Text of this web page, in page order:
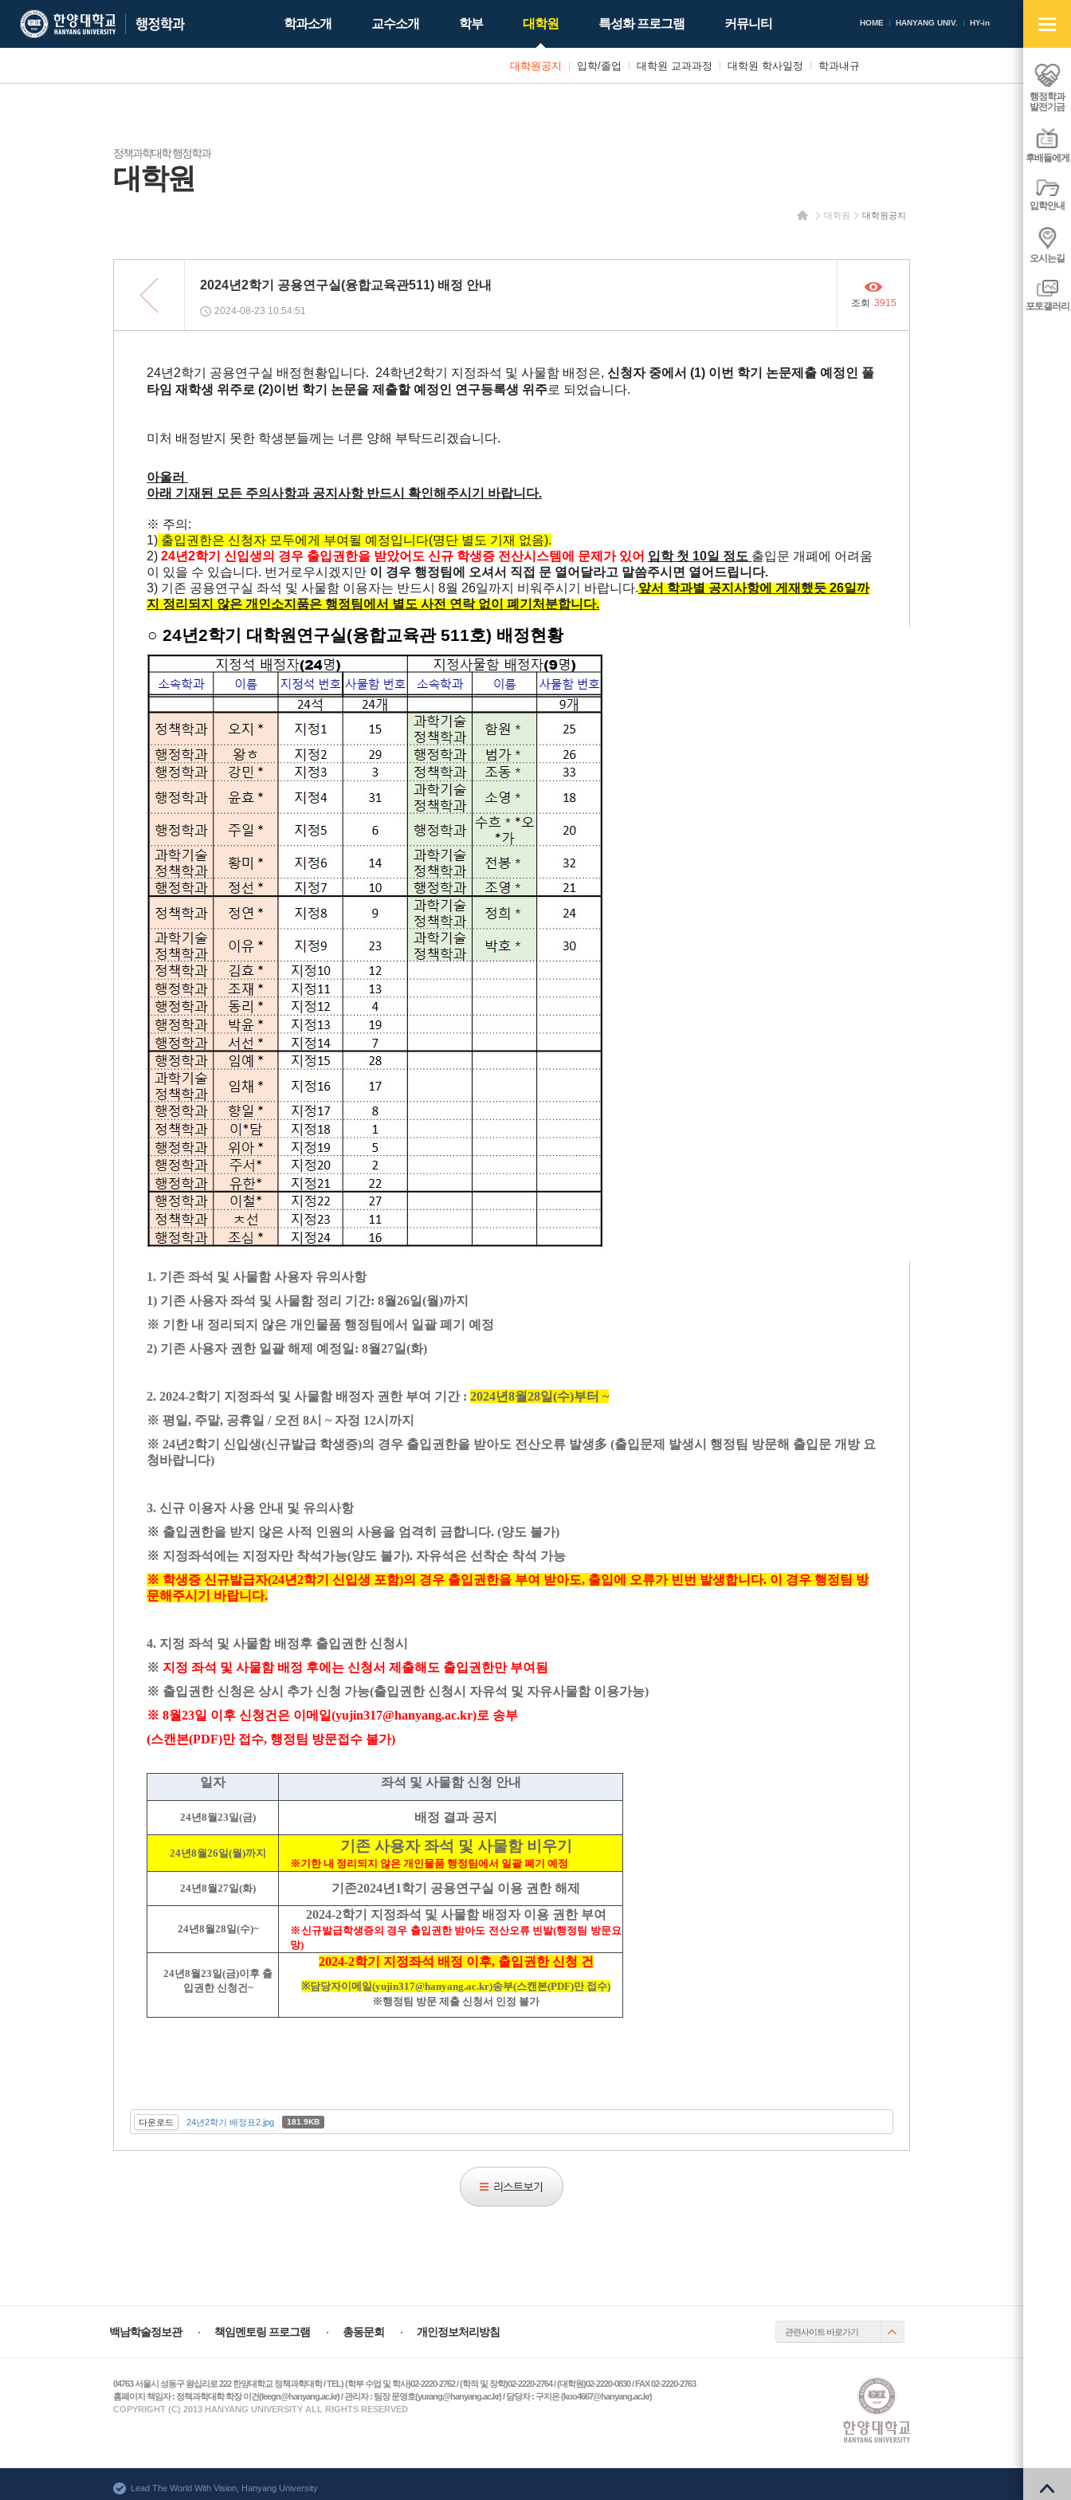
한
양
대
양
대
학
과
HOME HANYANG UNIV. HY-in
학과소개 교수소개 학부 대학원
대학원공지 입학/졸업 대학원 교과과정 대학원 학사일정 학과내규
특성화 프로그램 커뮤니티
홈 대학원 대학원공지
정책과학대학 행정학과
대학원
2024년2학기 공용연구실(융합교육관511) 배정 안내
조회 3915
2024-08-23 10:54:51
24년2학기 공용연구실 배정현황입니다. 24학년2학기 지정좌석 및 사물함 배정은, 신청자 중에서 (1) 이번 학기 논문제출 예정인 풀
타임 재학생 위주로 (2)이번 학기 논문을 제출할 예정인 연구등록생 위주로 되었습니다.
미처 배정받지 못한 학생분들께는 너른 양해 부탁드리겠습니다.
아울러
아래 기재된 모든 주의사항과 공지사항 반드시 확인해주시기 바랍니다.
※ 주의:
1) 출입권한은 신청자 모두에게 부여될 예정입니다(명단 별도 기재 없음).
2) 24년2학기 신입생의 경우 출입권한을 받았어도 신규 학생증 전산시스템에 문제가 있어 입학 첫 10일 정도 출입문 개폐에 어려움
이 있을 수 있습니다. 번거로우시겠지만 이 경우 행정팀에 오셔서 직접 문 열어달라고 말씀주시면 열어드립니다.
3) 기존 공용연구실 좌석 및 사물함 이용자는 반드시 8월 26일까지 비워주시기 바랍니다.앞서 학과별 공지사항에 게재했듯 26일까
지 정리되지 않은 개인소지품은 행정팀에서 별도 사전 연락 없이 폐기처분합니다.
○ 24년2학기 대학원연구실(융합교육관 511호) 배정현황
1. 기존 좌석 및 사물함 사용자 유의사항
1) 기존 사용자 좌석 및 사물함 정리 기간: 8월26일(월)까지
※ 기한 내 정리되지 않은 개인물품 행정팀에서 일괄 폐기 예정
2) 기존 사용자 권한 일괄 해제 예정일: 8월27일(화)
2. 2024-2학기 지정좌석 및 사물함 배정자 권한 부여 기간 : 2024년8월28일(수)부터 ~
※ 평일, 주말, 공휴일 / 오전 8시 ~ 자정 12시까지
※ 24년2학기 신입생(신규발급 학생증)의 경우 출입권한을 받아도 전산오류 발생多 (출입문제 발생시 행정팀 방문해 출입문 개방 요
청바랍니다)
3. 신규 이용자 사용 안내 및 유의사항
※ 출입권한을 받지 않은 사적 인원의 사용을 엄격히 금합니다. (양도 불가)
※ 지정좌석에는 지정자만 착석가능(양도 불가). 자유석은 선착순 착석 가능
※ 학생증 신규발급자(24년2학기 신입생 포함)의 경우 출입권한을 부여 받아도, 출입에 오류가 빈번 발생합니다. 이 경우 행정팀 방
문해주시기 바랍니다.
4. 지정 좌석 및 사물함 배정후 출입권한 신청시
※ 지정 좌석 및 사물함 배정 후에는 신청서 제출해도 출입권한만 부여됨
※ 출입권한 신청은 상시 추가 신청 가능(출입권한 신청시 자유석 및 자유사물함 이용가능)
※ 8월23일 이후 신청건은 이메일(yujin317@hanyang.ac.kr)로 송부
(스캔본(PDF)만 접수, 행정팀 방문접수 불가)
일자 좌석 및 사물함 신청 안내
24년8월23일(금) 배정 결과 공지
24년8월26일(월)까지 기존 사용자 좌석 및 사물함 비우기
※기한 내 정리되지 않은 개인물품 행정팀에서 일괄 폐기 예정
24년8월27일(화) 기존2024년 1학기 공용연구실 이용 권한 해제
24년8월 28일(수)~
2024-2학기 지정좌석 및 사물함 배정자 이용 권한 부여
※신규발급학생증의 경우 출입권한 받아도 전산오류 빈발(행정팀 방문요
망)
24년8월23일(금)이후 출
입권한 신청건~
2024-2학기 지정좌석 배정 이후, 출입권한 신청 건
※담당자이메일(yujin317@hanyang.ac.kr)송부(스캔본(PDF)만 접수)
※행정팀 방문 제출 신청서 인정 불가
다운로드 24년2학기 배정표2.jpg 181.9KB
스
트
백남학술정보관 책임멘토링 프로그램 총동문회 개인정보처리방침 관련사이트 바로가기
04763 서울시 성동구 왕십리로 222 한양대학교 정책과학대학 / TEL) (학부 수업 및 학사)02-2220-2762 / (학적 및 장학)02-2220-2764 / (대학원)02-2220-0830 / FAX 02-2220-2763
홈페이지 책임자 : 정책과학대학 학장 이건(leegn@hanyang.ac.kr) / 관리자 : 팀장 문영호(yurang@hanyang.ac.kr) / 담당자 : 구지은 (koo4667@hanyang.ac.kr)
COPYRIGHT (C) 2013 HANYANG UNIVERSITY ALL RIGHTS RESERVED
Lead The World With Vision, Hanyang University
기/
닫
행정학과
발전기금
후배들에게
입학안내
오시는길
포토갤러리